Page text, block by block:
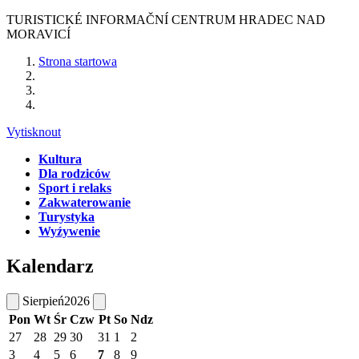
TURISTICKÉ INFORMAČNÍ CENTRUM HRADEC NAD
MORAVICÍ
Strona startowa
Vytisknout
Kultura
Dla rodziców
Sport i relaks
Zakwaterowanie
Turystyka
Wyźywenie
Kalendarz
Sierpień2026
Pon Wt Śr Czw Pt So Ndz
27
28 29 30 31 1
2
3
4 5 6 7 8
9